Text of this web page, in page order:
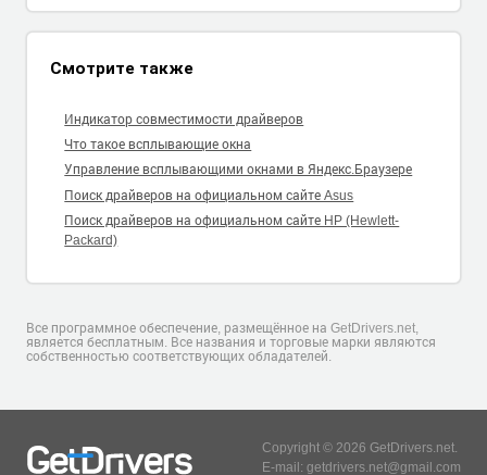
Смотрите также
Индикатор совместимости драйверов
Что такое всплывающие окна
Управление всплывающими окнами в Яндекс.Браузере
Поиск драйверов на официальном сайте Asus
Поиск драйверов на официальном сайте HP (Hewlett-
Packard)
Все программное обеспечение, размещённое на GetDrivers.net,
является бесплатным. Все названия и торговые марки являются
собственностью соответствующих обладателей.
Copyright © 2026 GetDrivers.net.
E-mail: getdrivers.net@gmail.com